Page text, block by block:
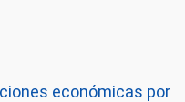
económicas por